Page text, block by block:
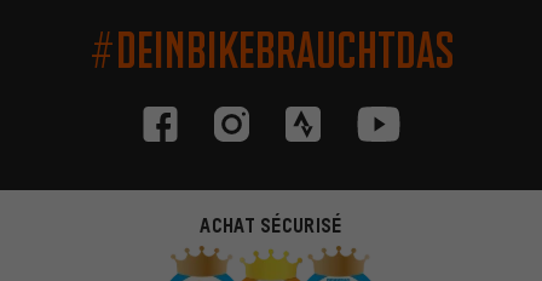
#DEINBIKEBRAUCHTDAS
ACHAT SÉCURISÉ